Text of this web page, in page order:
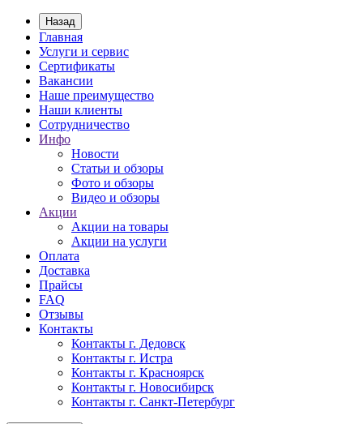
Назад
Главная
Услуги и сервис
Сертификаты
Вакансии
Наше преимущество
Наши клиенты
Сотрудничество
Инфо
Новости
Статьи и обзоры
Фото и обзоры
Видео и обзоры
Акции
Акции на товары
Акции на услуги
Оплата
Доставка
Прайсы
FAQ
Отзывы
Контакты
Контакты г. Дедовск
Контакты г. Истра
Контакты г. Красноярск
Контакты г. Новосибирск
Контакты г. Санкт-Петербург